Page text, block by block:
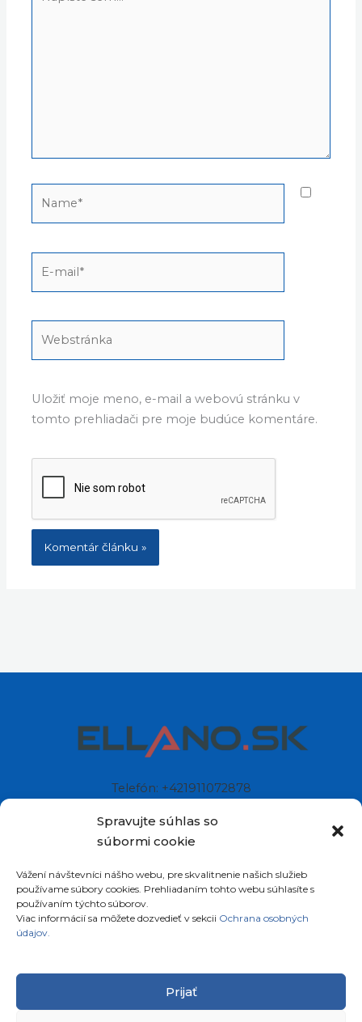
Spravujte súhlas so
súbormi cookie
Vážení návštevníci nášho webu, pre skvalitnenie našich služieb
používame súbory cookies. Prehliadaním tohto webu súhlasíte s
používaním týchto súborov.
Viac informácií sa môžete dozvedieť v sekcii Ochrana osobných
údajov.
Prijať
sem...
Uložiť moje meno, e-mail a webovú stránku v
tomto prehliadači pre moje budúce komentáre.
Telefón: +421911072878
Sídlo: Štiavnička 211/49
Slovenská republika